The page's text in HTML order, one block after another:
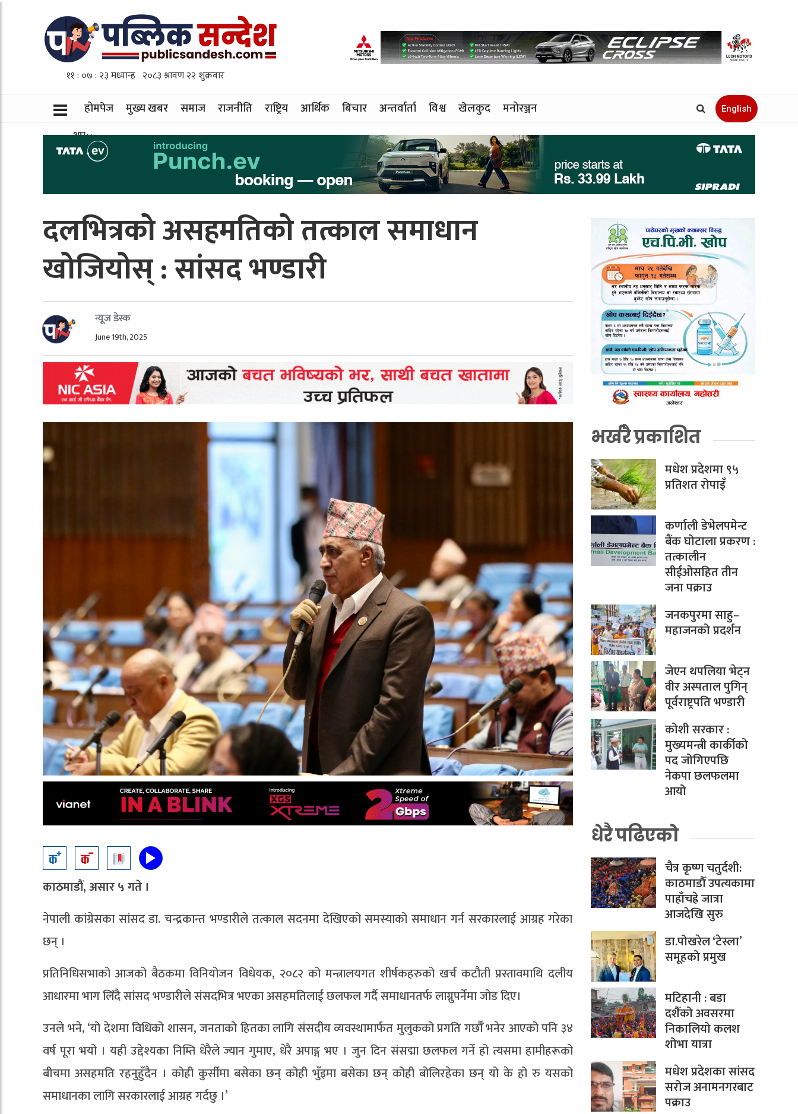
होमपेज मुख्य खबर समाज राजनीति राष्ट्रिय आर्थिक बिचार अन्तर्वार्ता विश्व खेलकुद
मनोरञ्जन
थप
English
दलभित्रको असहमतिको तत्काल समाधान
खोजियोस् : सांसद भण्डारी
न्यूज डेस्क
June 19th, 2025
काठमाडौं, असार ५ गते ।
नेपाली कांग्रेसका सांसद डा. चन्द्रकान्त भण्डारीले तत्काल सदनमा देखिएको समस्याको समाधान गर्न सरकारलाई आग्रह गरेका
छन् ।
प्रतिनिधिसभाको आजको बैठकमा विनियोजन विधेयक, २०८२ को मन्त्रालयगत शीर्षकहरुको खर्च कटौती प्रस्तावमाथि दलीय
आधारमा भाग लिँदै सांसद भण्डारीले संसदभित्र भएका असहमतिलाई छलफल गर्दै समाधानतर्फ लाग्नुपर्नेमा जोड दिए।
उनले भने, ‘यो देशमा विधिको शासन, जनताको हितका लागि संसदीय व्यवस्थामार्फत मुलुकको प्रगति गर्छौँ भनेर आएको पनि ३४
वर्ष पूरा भयो । यही उद्देश्यका निम्ति धेरैले ज्यान गुमाए, धेरै अपाङ्ग भए । जुन दिन संसद्मा छलफल गर्ने हो त्यसमा हामीहरूको
बीचमा असहमति रहनुहुँदैन । कोही कुर्सीमा बसेका छन् कोही भुँइमा बसेका छन् कोही बोलिरहेका छन् यो के हो रु यसको
समाधानका लागि सरकारलाई आग्रह गर्दछु ।’
भर्खरै प्रकाशित
मधेश प्रदेशमा ९५
प्रतिशत रोपाइँ
कर्णाली डेभेलपमेन्ट
बैंक घोटाला प्रकरण :
तत्कालीन
सीईओसहित तीन
जना पक्राउ
जनकपुरमा साहु–
महाजनको प्रदर्शन
जेएन थपलिया भेट्न
वीर अस्पताल पुगिन्
पूर्वराष्ट्रपति भण्डारी
कोशी सरकार :
मुख्यमन्त्री कार्कीको
पद जोगिएपछि
नेकपा छलफलमा
आयो
धेरै पढिएको
चैत्र कृष्ण चतुर्दशी:
काठमाडौँ उपत्यकामा
पाहाँचह्रे जात्रा
आजदेखि सुरु
डा.पोखरेल ‘टेस्ला’
समूहको प्रमुख
मटिहानी : बडा
दशैँको अवसरमा
निकालियो कलश
शोभा यात्रा
मधेश प्रदेशका सांसद
सरोज अनामनगरबाट
पक्राउ